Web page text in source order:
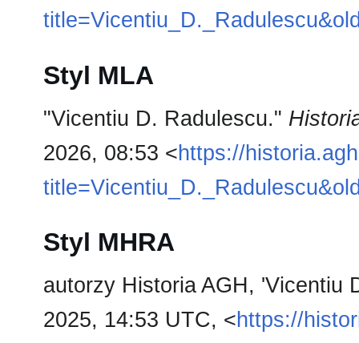
Styl MLA
"Vicentiu D. Radulescu."
2026, 08:53 <https://
Styl MHRA
autorzy Historia AGH, 'Vicentiu
2025, 14:53 UTC, <https://